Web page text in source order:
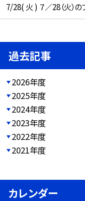
7/28( 火 ) ７／28（火）
過去記事
2026年度
2025年度
2024年度
2023年度
2022年度
2021年度
カレンダー